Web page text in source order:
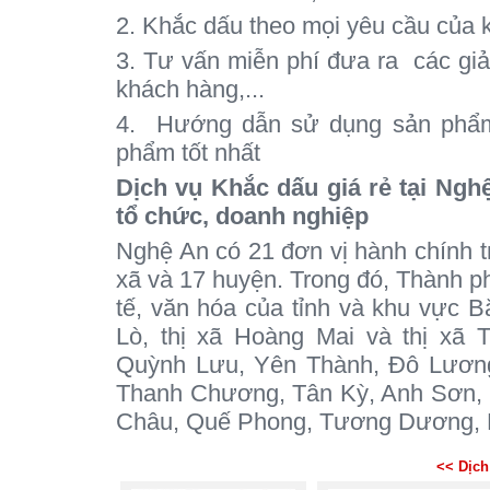
2. Khắc dấu theo mọi yêu cầu của
3. Tư vấn miễn phí đưa ra các
khách hàng,...
4. Hướng dẫn sử dụng sản
phẩm tốt nhất
Dịch vụ Khắc dấu giá rẻ tại
tổ chức, doanh nghiệp
Nghệ An có 21 đơn vị hành chính
xã và 17 huyện. Trong đó, Thành
tế, văn hóa của tỉnh và khu vực
Lò, thị xã Hoàng Mai và thị xã
Quỳnh Lưu, Yên Thành, Đô
Thanh Chương, Tân Kỳ, Anh
Châu, Quế Phong, Tương Dương,
<<